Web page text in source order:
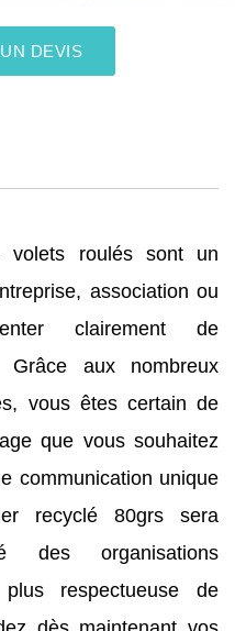
DEVIS
roulés sont un
association ou
clairement de
Grâce aux nombreux
vous êtes certain de
que vous souhaitez
communication unique
recyclé 80grs sera
des organisations
respectueuse de